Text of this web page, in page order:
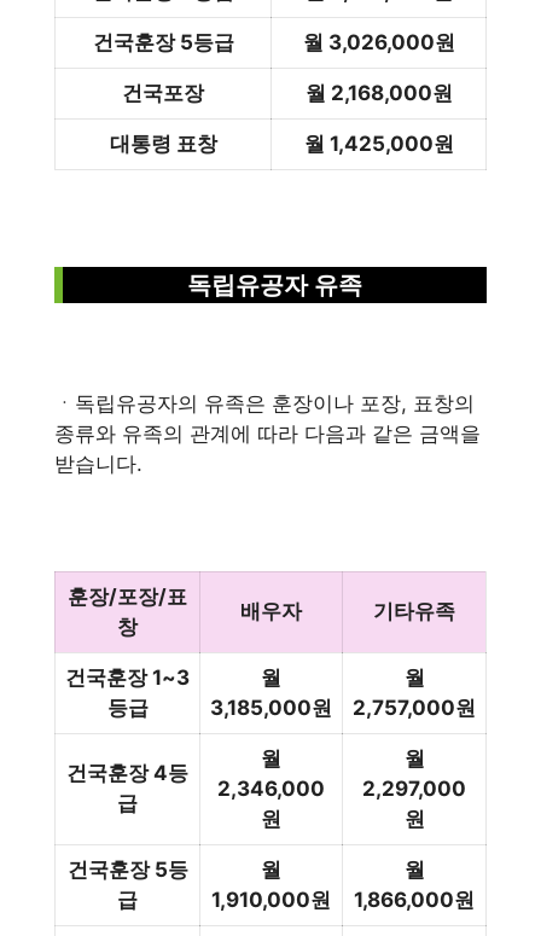
건국훈장 5등급 월 3,026,000원
건국포장 월 2,168,000원
대통령 표창 월 1,425,000원
독립유공자 유족
ㆍ독립유공자의 유족은 훈장이나 포장, 표창의
종류와 유족의 관계에 따라 다음과 같은 금액을
받습니다.
훈장/포장/표
창
배우자 기타유족
건국훈장 1~3
등급
월
3,185,000원
월
2,757,000원
건국훈장 4등
급
월
2,346,000
원
월
2,297,000
원
건국훈장 5등
급
월
1,910,000원
월
1,866,000원